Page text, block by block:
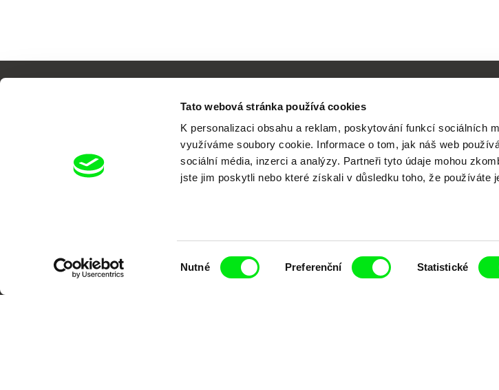
Tato webová stránka používá cookies
K personalizaci obsahu a reklam, poskytování funkcí sociálních
využíváme soubory cookie. Informace o tom, jak náš web
sociální média, inzerci a analýzy. Partneři tyto údaje mohou
jste jim poskytli nebo které získali v důsledku toho, že používáte
Nutné Preferenční Statistické
Vaše
Nové
každý